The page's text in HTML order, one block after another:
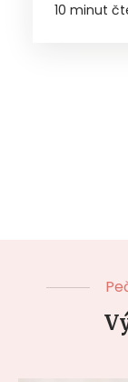
10 minut